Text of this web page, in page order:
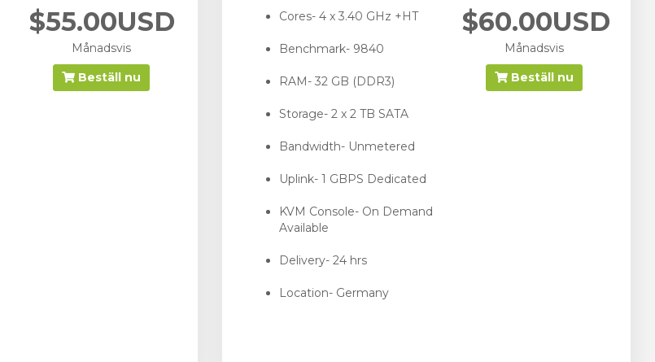
$55.00USD
Månadsvis
Beställ nu
Cores- 4 x 3.40 GHz +HT
Benchmark- 9840
RAM- 32 GB (DDR3)
Storage- 2 x 2 TB SATA
Bandwidth- Unmetered
Uplink- 1 GBPS Dedicated
KVM Console- On Demand
Available
Delivery- 24 hrs
Location- Germany
$60.00USD
Månadsvis
Beställ nu